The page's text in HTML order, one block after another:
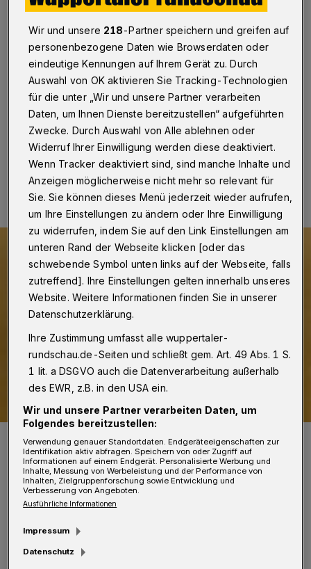
Wuppertal / Düsseldorf·Die Wuppertaler SPD-
Landtagsabgeordneten Dietmar Bell, Andreas Bialas
und Josef Neumann werfen NRW-Schulministerin
Yvonne Gebauer vor, mit Abschaffung der PCR-
Pooltests an den Grundschulen vor Corona kapituliert
zu haben.
17.02.2022 , 17:16 Uhr Eine Minute Lesezeit
Foto: WSW
Wir und unsere 218-Partner speichern und greifen auf
personenbezogene Daten wie Browserdaten oder
eindeutige Kennungen auf Ihrem Gerät zu. Durch
Auswahl von OK aktivieren Sie Tracking-Technologien
für die unter „Wir und unsere Partner verarbeiten
Daten, um Ihnen Dienste bereitzustellen“ aufgeführten
Zwecke. Durch Auswahl von Alle ablehnen oder
Widerruf Ihrer Einwilligung werden diese deaktiviert.
Wenn Tracker deaktiviert sind, sind manche Inhalte und
Anzeigen möglicherweise nicht mehr so relevant für
Sie. Sie können dieses Menü jederzeit wieder aufrufen,
um Ihre Einstellungen zu ändern oder Ihre Einwilligung
zu widerrufen, indem Sie auf den Link Einstellungen am
unteren Rand der Webseite klicken [oder das
schwebende Symbol unten links auf der Webseite, falls
zutreffend]. Ihre Einstellungen gelten innerhalb unseres
Website. Weitere Informationen finden Sie in unserer
Datenschutzerklärung.
Ihre Zustimmung umfasst alle wuppertaler-
rundschau.de-Seiten und schließt gem. Art. 49 Abs. 1 S.
1 lit. a DSGVO auch die Datenverarbeitung außerhalb
des EWR, z.B. in den USA ein.
Wir und unsere Partner verarbeiten Daten, um
Folgendes bereitzustellen:
Verwendung genauer Standortdaten. Endgeräteeigenschaften zur
Identifikation aktiv abfragen. Speichern von oder Zugriff auf
Informationen auf einem Endgerät. Personalisierte Werbung und
Inhalte, Messung von Werbeleistung und der Performance von
Inhalten, Zielgruppenforschung sowie Entwicklung und
Verbesserung von Angeboten.
Ausführliche Informationen
Impressum
Datenschutz